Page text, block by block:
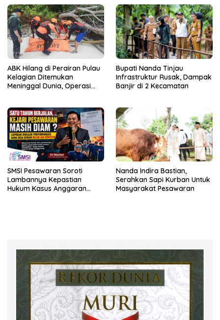
ABK Hilang di Perairan Pulau
Kelagian Ditemukan
Meninggal Dunia, Operasi
Bupati Nanda Tinjau
Infrastruktur Rusak, Dampak
Banjir di 2 Kecamatan
SMSI Pesawaran Soroti
Lambannya Kepastian
Hukum Kasus Anggaran
Nanda Indira Bastian,
Serahkan Sapi Kurban Untuk
Masyarakat Pesawaran